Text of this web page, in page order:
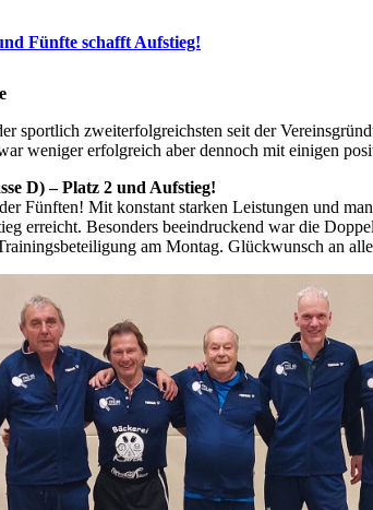
Fünfte schafft Aufstieg!
sportlich zweiterfolgreichsten seit der
weniger erfolgreich aber dennoch mit einigen
D) – Platz 2 und Aufstieg!
Fünften! Mit konstant starken Leistungen und
erreicht. Besonders beeindruckend war die
am Montag. Glückwunsch an